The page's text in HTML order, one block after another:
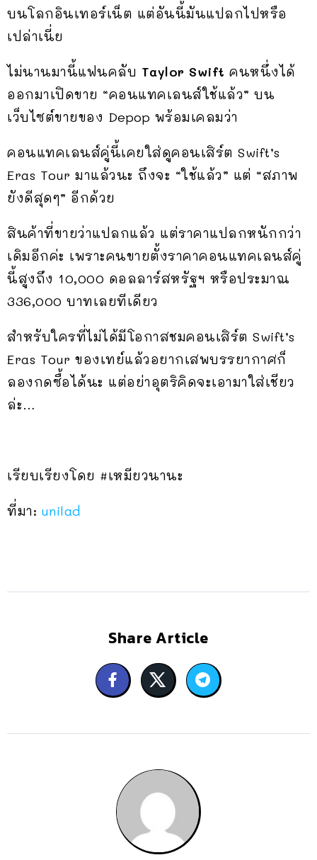
บนโลกอินเทอร์เน็ต แต่อันนี้มันแปลกไปหรือ
เปล่าเนี่ย
ไม่นานมานี้แฟนคลับ Taylor Swift คนหนึ่งได้
ออกมาเปิดขาย “คอนแทคเลนส์ใช้แล้ว” บน
เว็บไซต์ขายของ Depop พร้อมเคลมว่า
คอนแทคเลนส์คู่นี้เคยใส่ดูคอนเสิร์ต Swift’s
Eras Tour มาแล้วนะ ถึงจะ “ใช้แล้ว” แต่ “สภาพ
ยังดีสุดๆ” อีกด้วย
สินค้าที่ขายว่าแปลกแล้ว แต่ราคาแปลกหนักกว่า
เดิมอีกค่ะ เพราะคนขายตั้งราคาคอนแทคเลนส์คู่
นี้สูงถึง 10,000 ดอลลาร์สหรัฐฯ หรือประมาณ
336,000 บาทเลยทีเดียว
สำหรับใครที่ไม่ได้มีโอกาสชมคอนเสิร์ต Swift’s
Eras Tour ของเทย์แล้วอยากเสพบรรยากาศก็
ลองกดซื้อได้นะ แต่อย่าอุตริคิดจะเอามาใส่เชียว
ล่ะ…
เรียบเรียงโดย #เหมียวนานะ
ที่มา: unilad
Share Article